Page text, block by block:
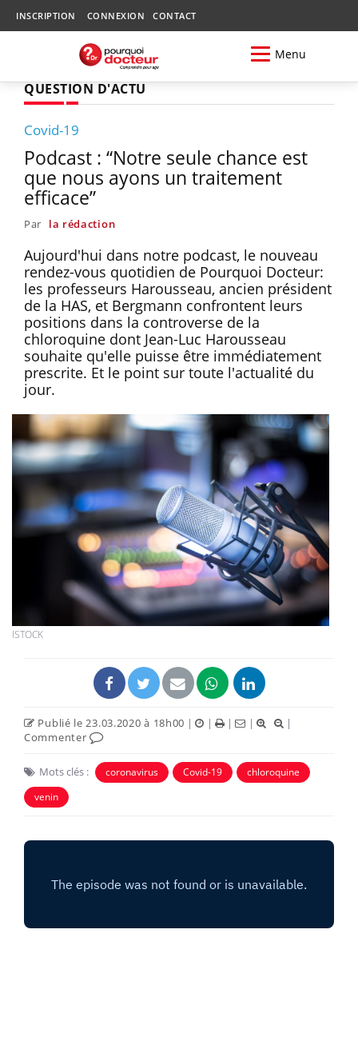
INSCRIPTION CONNEXION CONTACT
Menu
QUESTION D'ACTU
Covid-19
Podcast : “Notre seule chance est
que nous ayons un traitement
efficace”
Par la rédaction
Aujourd'hui dans notre podcast, le nouveau
rendez-vous quotidien de Pourquoi Docteur:
les professeurs Harousseau, ancien président
de la HAS, et Bergmann confrontent leurs
positions dans la controverse de la
chloroquine dont Jean-Luc Harousseau
souhaite qu'elle puisse être immédiatement
prescrite. Et le point sur toute l'actualité du
jour.
ISTOCK
Publié le 23.03.2020 à 18h00 | | | |
|
Commenter
Mots clés : coronavirus Covid-19
chloroquine
venin